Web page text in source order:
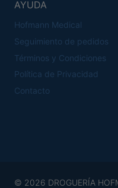
elegir
en
la
página
AYUDA
Hofmann Medical
Seguimiento de pedidos
Términos y Condiciones
Política de Privacidad
Contacto
© 2026 DROGUERÍA